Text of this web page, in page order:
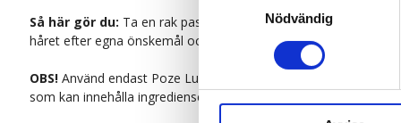
Ta reda på mer om hur
sociala medier och
Nödvändig
Så här gör du: Ta en rak passé i ditt hår, tupera och sedan
håret efter egna önskemål och behov.
OBS! Använd endast Poze Luxury Hair Care på ditt löshår för
som kan innehålla ingredienser som inte är kompatibla med